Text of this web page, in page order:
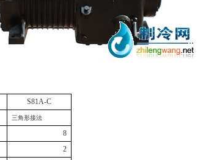
S81A-C
三角形接法
8
2